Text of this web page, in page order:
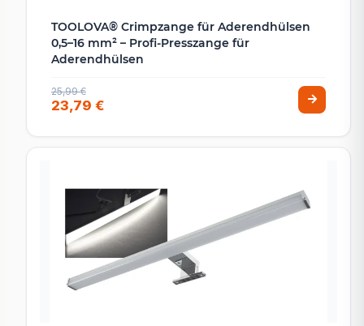
TOOLOVA® Crimpzange für Aderendhülsen
0,5–16 mm² – Profi-Presszange für
Aderendhülsen
25,99 €
23,79 €